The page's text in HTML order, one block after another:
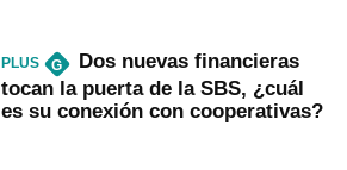
PLUS G
Dos nuevas financieras
tocan la puerta de la SBS, ¿cuál
es su conexión con cooperativas?